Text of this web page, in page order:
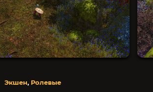
Экшен, Ролевые